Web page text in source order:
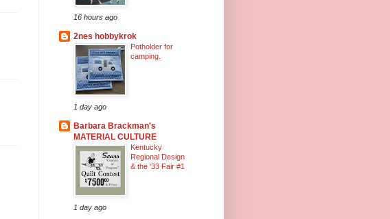
16 hours ago
2nes hobbykrok
Potholder for
camping.
1 day ago
Barbara Brackman's
MATERIAL CULTURE
Kentucky
Regional Design
& the '33 Fair #1
1 day ago